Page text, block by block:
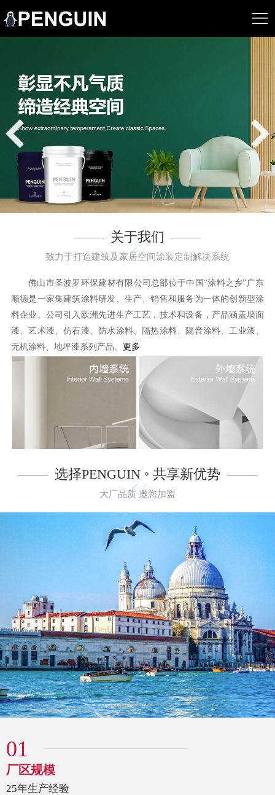
关于我们
致力于打造建筑及家居空间涂装定制解决系统
佛山市圣波罗环保建材有限公司总部位于中国“涂料之乡”广东
顺德是一家集建筑涂料研发、生产、销售和服务为一体的创新型涂
料企业。公司引入欧洲先进生产工艺，技术和设备，产品涵盖墙面
漆、艺术漆、仿石漆、防水涂料、隔热涂料、隔音涂料、工业漆、
无机涂料、地坪漆系列产品。 更多
选择PENGUIN ◦ 共享新优势
大厂品质 邀您加盟
01
厂区规模
25年生产经验